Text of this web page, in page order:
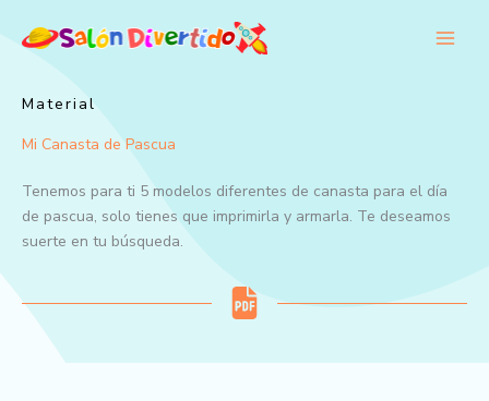
Material
Mi Canasta de Pascua
Tenemos para ti 5 modelos diferentes de canasta para el día
de pascua, solo tienes que imprimirla y armarla. Te deseamos
suerte en tu búsqueda.